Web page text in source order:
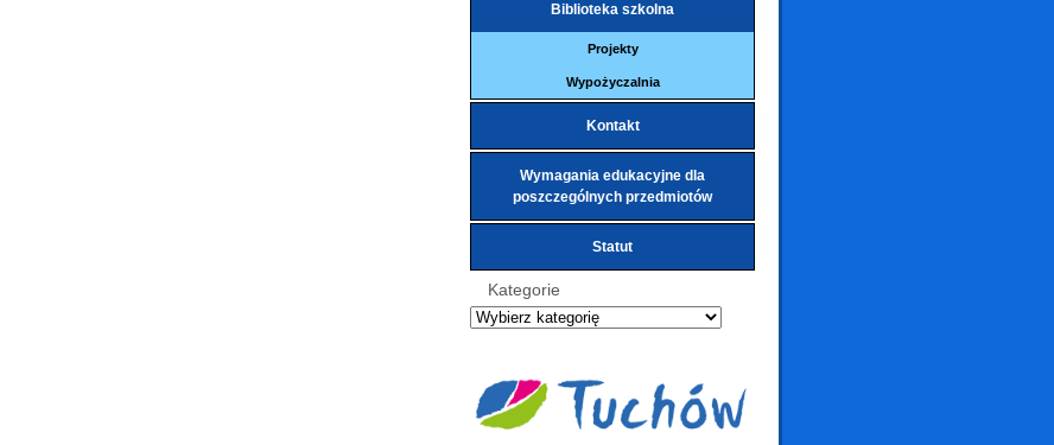
Biblioteka szkolna
Projekty
Wypożyczalnia
Kontakt
Wymagania edukacyjne dla
poszczególnych przedmiotów
Statut
Kategorie
Kategorie